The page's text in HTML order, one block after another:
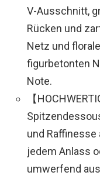
V-Ausschnitt,
Rücken und
Netz und
figurbetonten
Note.
【
und Raffinesse
jedem Anlass
umwerfend